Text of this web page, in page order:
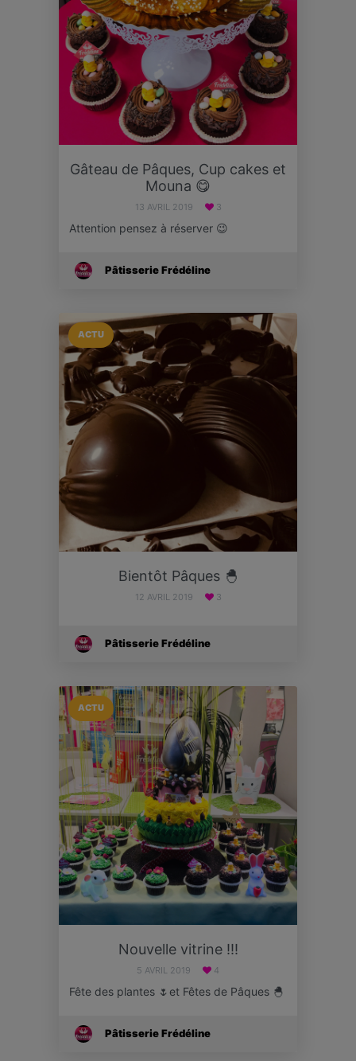
Gâteau de Pâques, Cup cakes et
Mouna 😋
13 AVRIL 2019 3
Attention pensez à réserver 😉
Pâtisserie Frédéline
ACTU
Bientôt Pâques 🐣
12 AVRIL 2019 3
Pâtisserie Frédéline
ACTU
Nouvelle vitrine !!!
5 AVRIL 2019 4
Fête des plantes 🌷et Fêtes de Pâques 🐣
Pâtisserie Frédéline